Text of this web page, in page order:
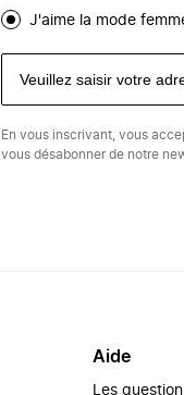
J'aime la mode
En vous inscrivant, vous
vous désabonner de notre
Aide
Les